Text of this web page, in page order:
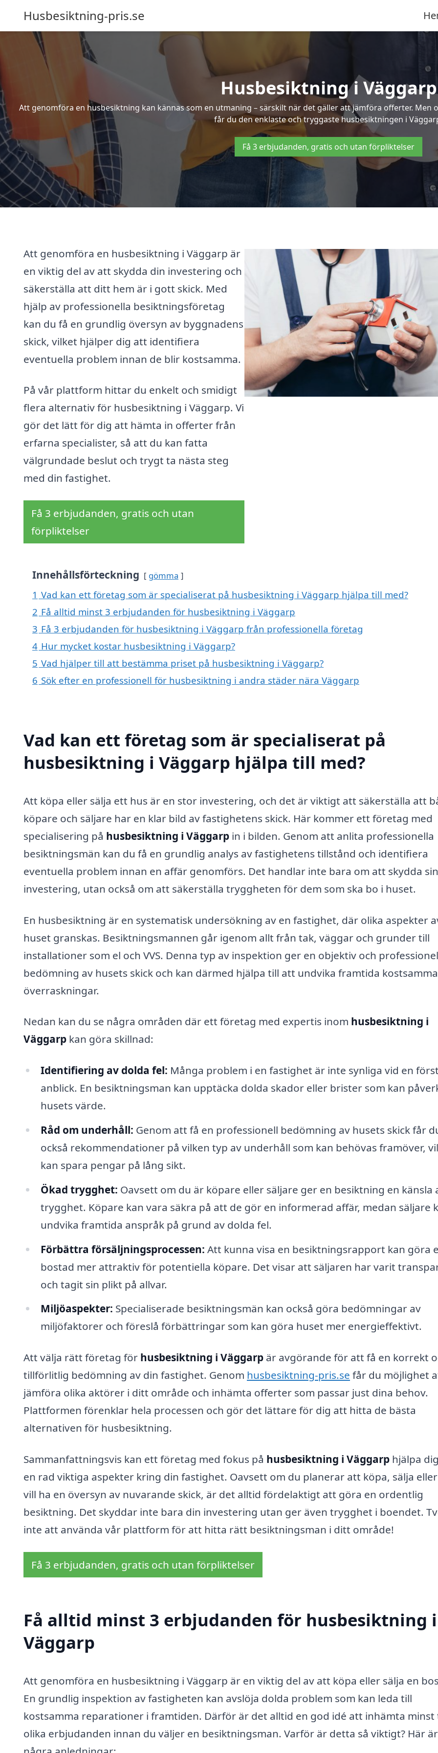
Husbesiktning-pris.se
Husbesiktning i Väggarp
Att genomföra en husbesiktning kan kännas som en utmaning – särskilt när det gäller att jämföra offerter.
får du den enklaste och tryggaste husbesiktningen i
Få 3 erbjudanden, gratis och utan förpliktelser
Att genomföra en husbesiktning i Väggarp är
en viktig del av att skydda din investering och
säkerställa att ditt hem är i gott skick. Med
hjälp av professionella besiktningsföretag
kan du få en grundlig översyn av byggnadens
skick, vilket hjälper dig att identifiera
eventuella problem innan de blir kostsamma.
På vår plattform hittar du enkelt och smidigt
flera alternativ för husbesiktning i Väggarp. Vi
gör det lätt för dig att hämta in offerter från
erfarna specialister, så att du kan fatta
välgrundade beslut och trygt ta nästa steg
med din fastighet.
Få 3 erbjudanden, gratis och utan
förpliktelser
Innehållsförteckning gömma
1 Vad kan ett företag som är specialiserat på husbesiktning i Väggarp hjälpa till med?
2 Få alltid minst 3 erbjudanden för husbesiktning i Väggarp
3 Få 3 erbjudanden för husbesiktning i Väggarp från professionella företag
4 Hur mycket kostar husbesiktning i Väggarp?
5 Vad hjälper till att bestämma priset på husbesiktning i Väggarp?
6 Sök efter en professionell för husbesiktning i andra städer nära Väggarp
Vad kan ett företag som är specialiserat på
husbesiktning i Väggarp hjälpa till med?
Att köpa eller sälja ett hus är en stor investering, och det är viktigt att säkerställa att
köpare och säljare har en klar bild av fastighetens skick. Här kommer ett företag med
specialisering på husbesiktning i Väggarp in i bilden. Genom att anlita professionella
besiktningsmän kan du få en grundlig analys av fastighetens tillstånd och identifiera
eventuella problem innan en affär genomförs. Det handlar inte bara om att skydda sin
investering, utan också om att säkerställa tryggheten för dem som ska bo i huset.
En husbesiktning är en systematisk undersökning av en fastighet, där olika aspekter
huset granskas. Besiktningsmannen går igenom allt från tak, väggar och grunder till
installationer som el och VVS. Denna typ av inspektion ger en objektiv och
bedömning av husets skick och kan därmed hjälpa till att undvika framtida kostsamma
överraskningar.
Nedan kan du se några områden där ett företag med expertis inom husbesiktning i
Väggarp kan göra skillnad:
Identifiering av dolda fel: Många problem i en fastighet är inte synliga vid en
anblick. En besiktningsman kan upptäcka dolda skador eller brister som kan
husets värde.
Råd om underhåll: Genom att få en professionell bedömning av husets skick får
också rekommendationer på vilken typ av underhåll som kan behövas framöver,
kan spara pengar på lång sikt.
Ökad trygghet: Oavsett om du är köpare eller säljare ger en besiktning en känsla
trygghet. Köpare kan vara säkra på att de gör en informerad affär, medan säljare
undvika framtida anspråk på grund av dolda fel.
Förbättra försäljningsprocessen: Att kunna visa en besiktningsrapport kan göra
bostad mer attraktiv för potentiella köpare. Det visar att säljaren har varit
och tagit sin plikt på allvar.
Miljöaspekter: Specialiserade besiktningsmän kan också göra bedömningar av
miljöfaktorer och föreslå förbättringar som kan göra huset mer energieffektivt.
Att välja rätt företag för husbesiktning i Väggarp är avgörande för att få en korrekt
tillförlitlig bedömning av din fastighet. Genom husbesiktning-pris.se får du möjlighet
jämföra olika aktörer i ditt område och inhämta offerter som passar just dina behov.
Plattformen förenklar hela processen och gör det lättare för dig att hitta de bästa
alternativen för husbesiktning.
Sammanfattningsvis kan ett företag med fokus på husbesiktning i Väggarp hjälpa
en rad viktiga aspekter kring din fastighet. Oavsett om du planerar att köpa, sälja
vill ha en översyn av nuvarande skick, är det alltid fördelaktigt att göra en ordentlig
besiktning. Det skyddar inte bara din investering utan ger även trygghet i boendet.
inte att använda vår plattform för att hitta rätt besiktningsman i ditt område!
Få 3 erbjudanden, gratis och utan förpliktelser
Få alltid minst 3 erbjudanden för husbesiktning i
Väggarp
Att genomföra en husbesiktning i Väggarp är en viktig del av att köpa eller sälja en
En grundlig inspektion av fastigheten kan avslöja dolda problem som kan leda till
kostsamma reparationer i framtiden. Därför är det alltid en god idé att inhämta minst
olika erbjudanden innan du väljer en besiktningsman. Varför är detta så viktigt? Här är